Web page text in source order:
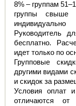
8% – группам
группы свыше
индивидуально
Руководитель
бесплатно.
идет только по
Групповые
другими видами
и скидок за
Условия оплат
отличаются от